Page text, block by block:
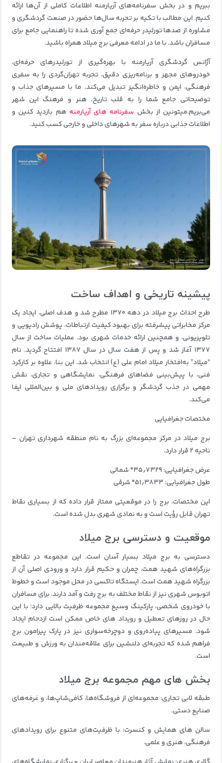
ببریم و در بخش سفرنامه‌های آریارمنه اطلاعات کاملی از آن‌ها ارائه
کنیم. این مطالب با تکیه بر تجربه سال‌ها حضور در صنعت گردشگری و
مشاوره از صدها تورلیدر حرفه‌ای جمع‌ آوری شده تا راهنمایی جامع برای
مسافران باشد. با ما در ادامه معرفی برج میلاد همراه باشید.
آژانس گردشگری آریارمنه با بهره‌گیری از تورلیدرهای حرفه‌ای،
خودروهای مجهز و برنامه‌ریزی دقیق، تجربه تهران‌گردی را به سفری
فرهنگی، ایمن و خاطره‌انگیز تبدیل می‌کند. ما با مسیرهای جذاب و
توضیحاتی جامع شما را به قلب تاریخ، هنر و فرهنگ این شهر
می‌بریم.میتونین از بخش سفرنامه های آریارمنه هم بازدید کنین و
اطلاعات جذابی درباره سفر به شهرهای داخلی و خارجی کسب کنید.
پیشینه تاریخی و اهداف ساخت
طرح احداث برج میلاد در دهه ۱۳۷۰ مطرح شد و هدف اصلی، ایجاد یک
مرکز مخابراتی پیشرفته برای بهبود کیفیت ارتباطات، پوشش رادیویی و
تلویزیونی، و همچنین ارائه خدمات شهری بود. عملیات ساخت از سال
۱۳۷۷ آغاز شد و پس از هفت سال در سال ۱۳۸۷ افتتاح گردید. نام
“میلاد” به‌افتخار میلاد امام علی (ع) انتخاب شد. این بنا، علاوه بر کارکرد
فنی، با پیش‌بینی فضاهای فرهنگی، نمایشگاهی و تجاری، نقش
مهمی در جذب گردشگر و برگزاری رویدادهای ملی و بین‌المللی ایفا
می‌کند.
مختصات جغرافیایی
برج میلاد در مرکز مجموعه‌ای بزرگ به نام منطقه شهرداری تهران –
ناحیه ۲ قرار دارد.
عرض جغرافیایی: ۳۵٫۷۳۲۹° شمالی
طول جغرافیایی: ۵۱٫۳۸۳۳° شرقی
این مختصات، برج را در موقعیتی ممتاز قرار داده که از بسیاری نقاط
تهران قابل رؤیت است و به نمادی شهری بدل شده است.
موقعیت و دسترسی برج میلاد
دسترسی به برج میلاد بسیار آسان است. این مجموعه در تقاطع
بزرگراه‌های شهید همت، چمران و حکیم قرار دارد و ورودی اصلی آن از
بزرگراه شهید همت است. ایستگاه تاکسی در محل موجود است و خطوط
اتوبوس شهری نیز از نقاط مختلف به برج رفت‌ و آمد دارند. برای مسافران
با خودروی شخصی، پارکینگ وسیع مجموعه ظرفیت بالایی دارد؛ با این
حال در روزهای تعطیل و رویداد های خاص ممکن است ازدحام ایجاد
شود. مسیرهای پیاده‌روی و دوچرخه‌سواری نیز در پارک پیرامون برج
فراهم شده که تجربه‌ای دلنشین برای علاقه‌مندان به ورزش و طبیعت
است.
بخش‌ های مهم مجموعه برج میلاد
طبقه لابی تجاری: مجموعه‌ای از فروشگاه‌ها، کافی‌شاپ‌ها، و غرفه‌های
صنایع دستی.
سالن‌ های همایش و کنسرت: با ظرفیت‌های متنوع برای رویدادهای
فرهنگی، هنری و علمی.